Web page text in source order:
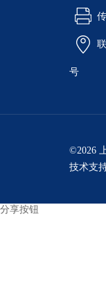
号
©2026
技术支
分享按钮